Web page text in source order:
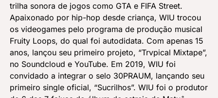
trilha sonora de jogos como GTA e FIFA Street.
Apaixonado por hip-hop desde criança, WIU trocou
os videogames pelo programa de produção musical
Fruity Loops, do qual foi autodidata. Com apenas 15
anos, lançou seu primeiro projeto, “Trvpical Mixtape”,
no Soundcloud e YouTube. Em 2019, WIU foi
convidado a integrar o selo 30PRAUM, lançando seu
primeiro single oficial, “Sucrilhos”. WIU foi o produtor